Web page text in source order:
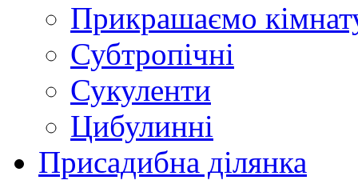
Прикрашаємо
Субтропічні
Сукуленти
Цибулинні
Присадибна ділянка